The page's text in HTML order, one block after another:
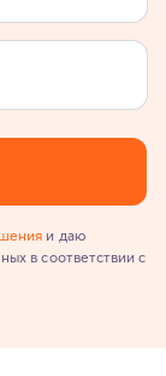
и даю
в соответствии с